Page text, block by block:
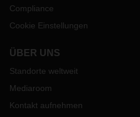
Compliance
Cookie Einstellungen
ÜBER UNS
Standorte weltweit
Mediaroom
Kontakt aufnehmen